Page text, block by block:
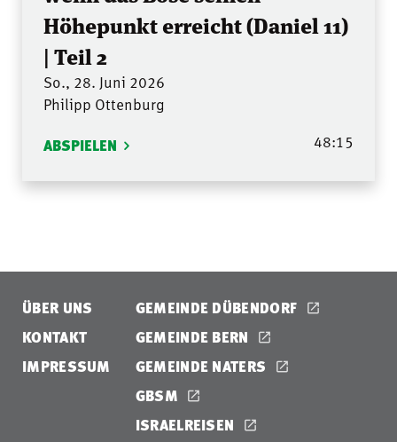
Höhepunkt erreicht (Daniel 11)
| Teil 2
So., 28. Juni 2026
Philipp Ottenburg
ABSPIELEN 48:15
ÜBER UNS
KONTAKT
IMPRESSUM
GEMEINDE DÜBENDORF
GEMEINDE BERN
GEMEINDE NATERS
GBSM
ISRAELREISEN